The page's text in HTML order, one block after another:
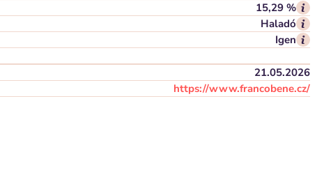
15,29 %
Haladó
Igen
21.05.2026
https://www.francobene.cz/